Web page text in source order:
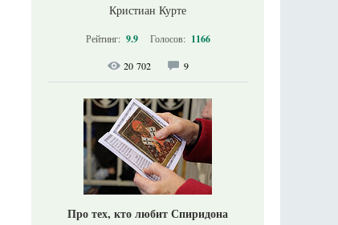
Кристиан Курте
Рейтинг: 9.9 Голосов: 1166
20 702 9
Про тех, кто любит Спиридона